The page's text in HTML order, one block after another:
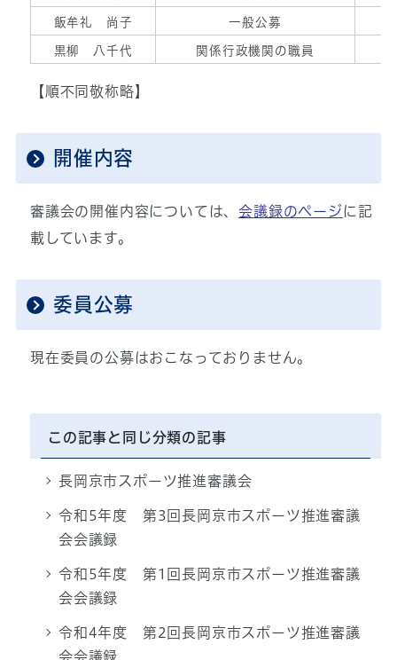
飯牟礼 尚子 一般公募
黒柳 八千代 関係行政機関の職員
【順不同敬称略】
開催内容
審議会の開催内容については、会議録のページに記
載しています。
委員公募
現在委員の公募はおこなっておりません。
この記事と同じ分類の記事
長岡京市スポーツ推進審議会
令和5年度 第3回長岡京市スポーツ推進審議
会会議録
令和5年度 第1回長岡京市スポーツ推進審議
会会議録
令和4年度 第2回長岡京市スポーツ推進審議
会会議録